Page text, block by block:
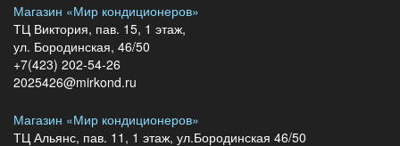
Магазин «Мир кондиционеров»
ТЦ Виктория, пав. 15, 1 этаж,
ул. Бородинская, 46/50
+7(423) 202-54-26
2025426@mirkond.ru
Магазин «Мир кондиционеров»
ТЦ Альянс, пав. 11, 1 этаж, ул.Бородинская 46/50